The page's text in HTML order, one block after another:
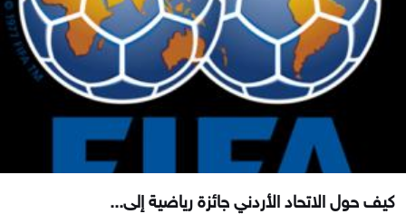
كيف حول الاتحاد الأردني جائزة رياضية إلى...